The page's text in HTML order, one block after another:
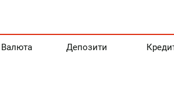
Валюта Депозити